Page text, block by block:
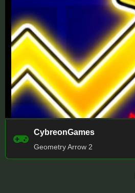
CybreonGames
Geometry Arrow 2